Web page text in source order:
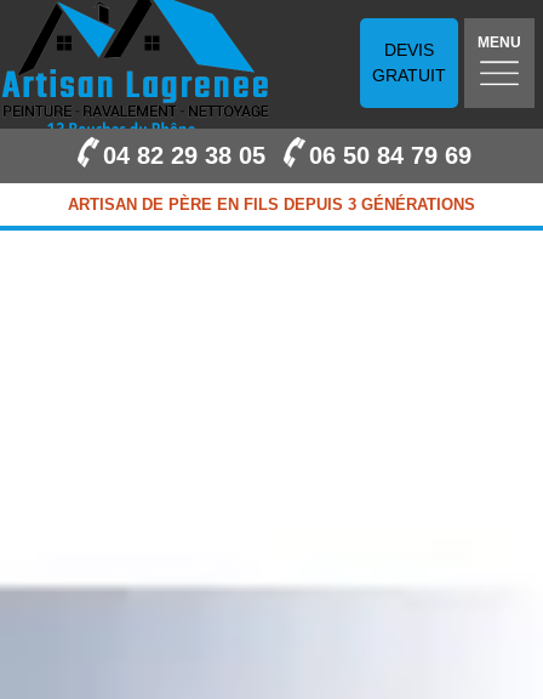
DEVIS
GRATUIT
MENU
04 82 29 38 05 06 50 84 79 69
ARTISAN DE PÈRE EN FILS DEPUIS 3 GÉNÉRATIONS